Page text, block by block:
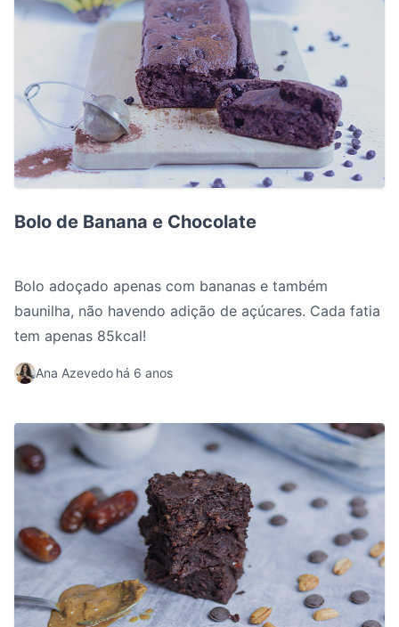
Bolo de Banana e Chocolate
Bolo adoçado apenas com bananas e também
baunilha, não havendo adição de açúcares. Cada fatia
tem apenas 85kcal!
Ana Azevedo há 6 anos